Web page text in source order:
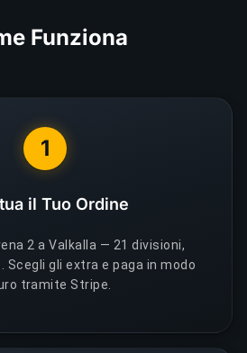
Funziona
1
il Tuo Ordine
2 a Valkalla — 21 divisioni,
Scegli gli extra e paga in modo
tramite Stripe.